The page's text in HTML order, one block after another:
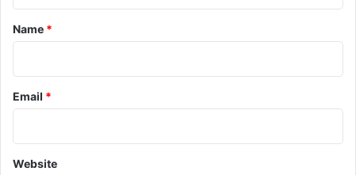
*
Name *
Email *
Website